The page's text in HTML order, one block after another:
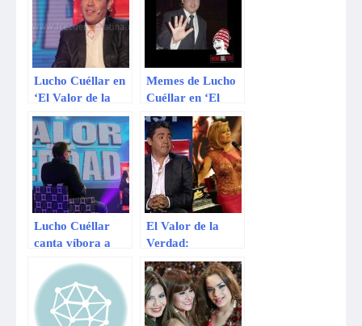
Lucho Cuéllar en
‘El Valor de la
Verdad’
Memes de Lucho
Cuéllar en ‘El
Valor de la
Verdad’
Lucho Cuéllar
canta víbora a
El Valor de la
Verdad:
Revelaciones de
Lucho Cuellar
vencieron a Reyes
del Show